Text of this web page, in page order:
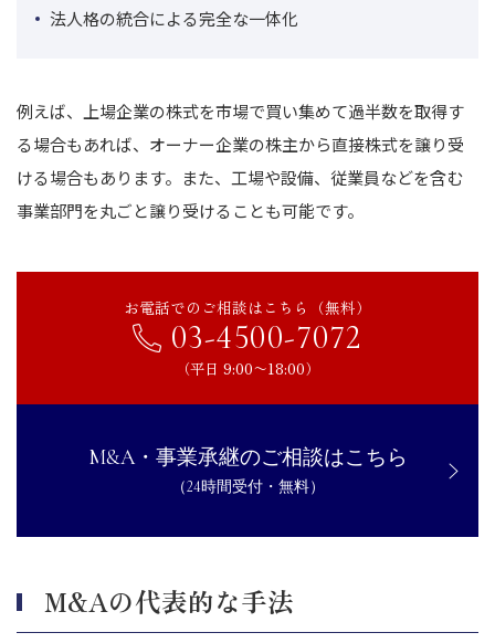
法人格の統合による完全な一体化
例えば、上場企業の株式を市場で買い集めて過半数を取得す
る場合もあれば、オーナー企業の株主から直接株式を譲り受
ける場合もあります。また、工場や設備、従業員などを含む
事業部門を丸ごと譲り受けることも可能です。
お電話でのご相談はこちら（無料）
03-4500-7072
（平日 9:00〜18:00）
M&A・事業承継のご相談はこちら
（24時間受付・無料）
M&Aの代表的な手法